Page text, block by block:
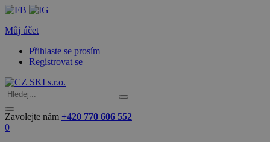
Můj účet
Přihlaste se prosím
Registrovat se
Zavolejte nám +420 770 606 552
0